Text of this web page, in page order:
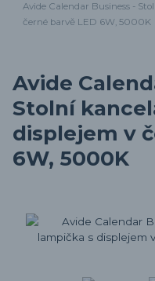
Avide Calendar Business -
černé barvě LED 6W, 5000K
Avide
Stolní
displejem v
6W, 5000K